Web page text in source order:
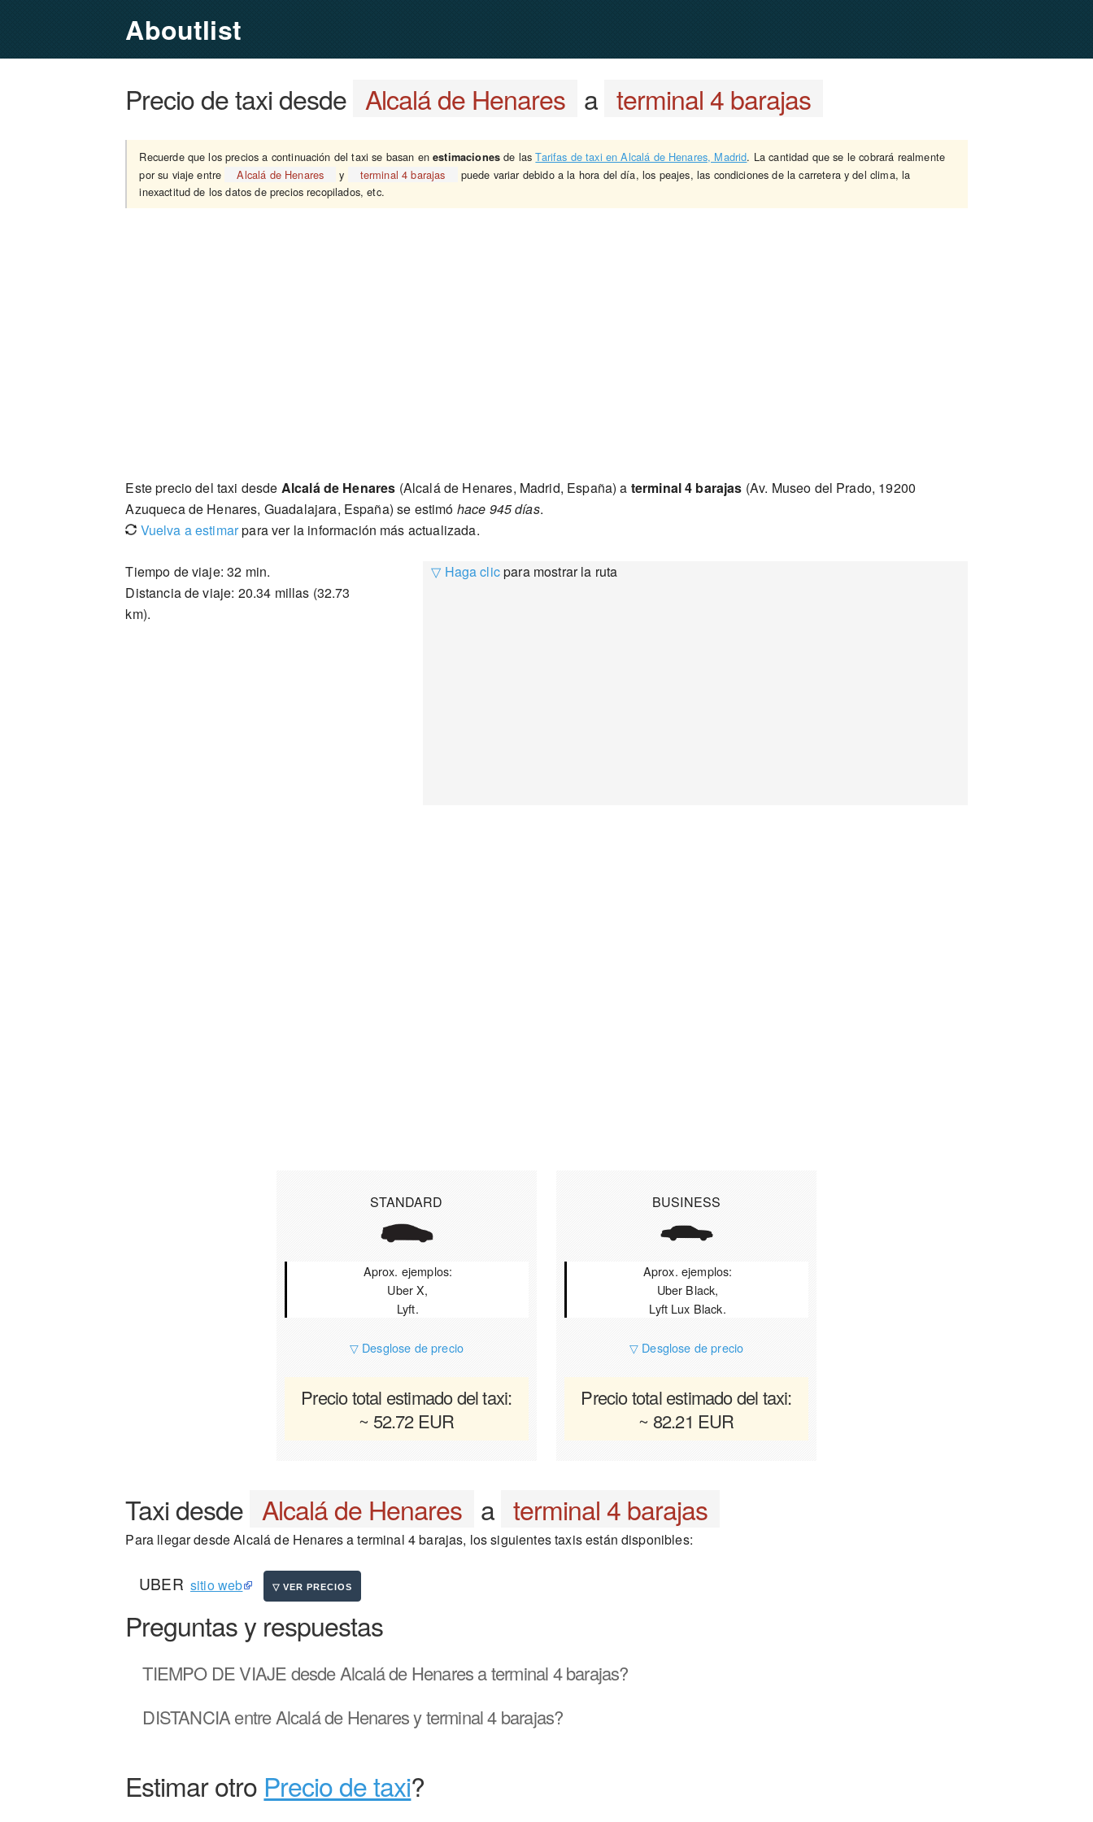
Aboutlist
Precio de taxi desde Alcalá de Henares a terminal 4 barajas
Recuerde que los precios a continuación del taxi se basan enestimaciones de lasTarifas de taxi en Alcalá de Henares, Madrid. La cantidad que se le cobrará realmente
por su viaje entre
Alcalá de Henares y terminal 4 barajas
puede variar debido a la hora del día, los peajes, las condiciones de la carretera y del clima, la
inexactitud de los datos de precios recopilados, etc.
Este precio del taxi desde Alcalá de Henares (Alcalá de Henares, Madrid, España) a terminal 4 barajas (Av. Museo del Prado, 19200
Azuqueca de Henares, Guadalajara, España) se estimó hace 945 días.
Vuelva a estimarpara ver la información más actualizada.
Tiempo de viaje: 32 min.
Distancia de viaje: 20.34 millas (32.73
km).
▽ Haga clicpara mostrar la ruta
STANDARD
Aprox. ejemplos:
Uber X,
Lyft.
▽ Desglose de precio
Precio total estimado del taxi:
~ 52.72 EUR
BUSINESS
Aprox. ejemplos:
Uber Black,
Lyft Lux Black.
▽ Desglose de precio
Precio total estimado del taxi:
~ 82.21 EUR
Taxi desde Alcalá de Henares a terminal 4 barajas
Para llegar desde Alcalá de Henares a terminal 4 barajas, los siguientes taxis están disponibles:
UBER sitio web
Preguntas y respuestas
TIEMPO DE VIAJEdesde Alcalá de Henares a terminal 4 barajas?
DISTANCIAentre Alcalá de Henares y terminal 4 barajas?
Estimar otro Precio de taxi?